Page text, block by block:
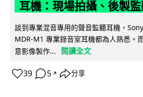
耳機：現場拍攝、後製
談到專業混音專用的聲音監聽耳機，
MDR-M1 專業錄音室耳機都為人熟悉。
意影像製作...
閱讀全文
39 5 ↗ 分享